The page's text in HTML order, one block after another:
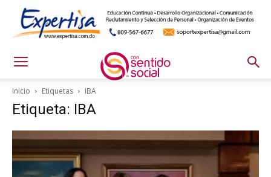
Inicio Etiquetas IBA
Etiqueta: IBA